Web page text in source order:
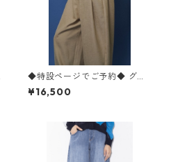
◆特設ページでご予約◆ グロ
ッシーコクーンワイド （ setu
p 対応） 601468 cyantokyo
¥16,500